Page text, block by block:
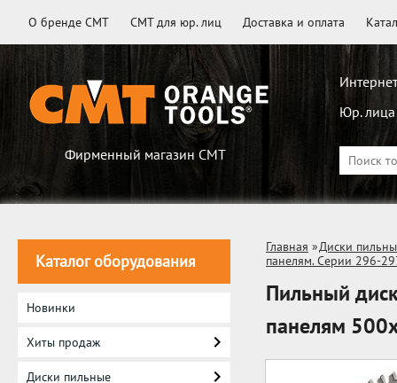
О бренде CMT CMT для юр. лиц Доставка и оплата
Фирменный магазин CMT
Юр. лица
Каталог оборудования
Новинки
Хиты продаж
Диски пильные
Главная »Диски
панелям. Серии 296-
Пильный
панелям